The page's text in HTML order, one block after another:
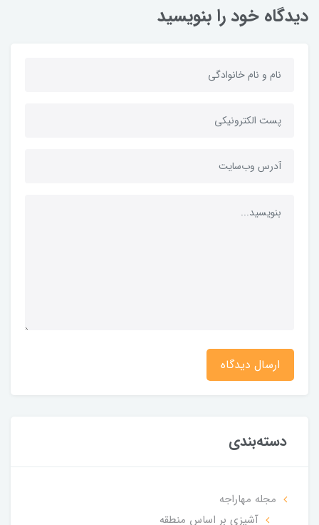
دیدگاه خود را بنویسید
ارسال دیدگاه
دسته‌بندی
مجله مهاراجه
آشپزی بر اساس منطقه